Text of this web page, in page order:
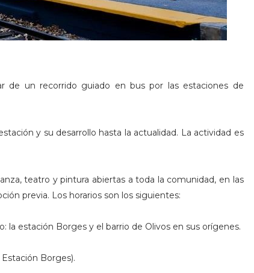
de un recorrido guiado en bus por las estaciones de
y su desarrollo hasta la actualidad. La actividad es
teatro y pintura abiertas a toda la comunidad, en las
previa. Los horarios son los siguientes:
la estación Borges y el barrio de Olivos en sus orígenes.
Borges).